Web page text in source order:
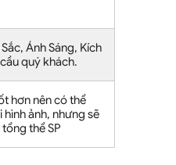
Ánh Sáng, Kích
quý khách.
hơn nên có thể
ảnh, nhưng sẽ
thể SP